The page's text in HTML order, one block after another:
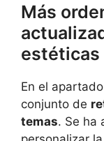
Más
estéticas
En el
conjunto de
temas. Se ha